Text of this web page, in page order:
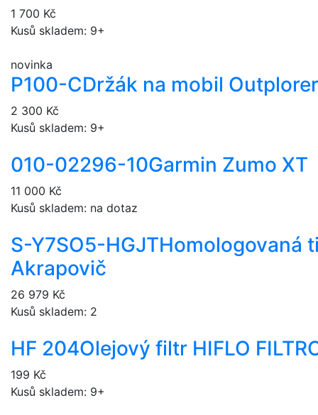
1 700 Kč
Kusů skladem: 9+
novinka
P100-CDržák na mobil
2 300 Kč
Kusů skladem: 9+
010-02296-10Garmin Zumo XT
11 000 Kč
Kusů skladem: na dotaz
S-Y7SO5-HGJTHomologovaná
Akrapovič
26 979 Kč
Kusů skladem: 2
HF 204Olejový filtr HIFLO
199 Kč
Kusů skladem: 9+